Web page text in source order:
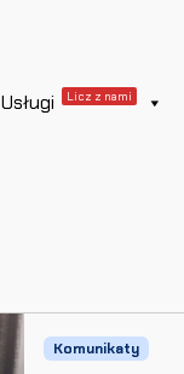
Usługi Licz z nami
Komunikaty